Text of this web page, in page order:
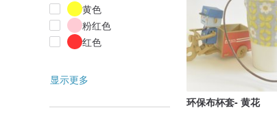
黄色
粉红色
红色
显示更多
环保布杯套- 黄花